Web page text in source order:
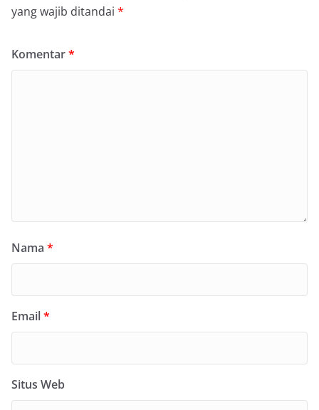
yang wajib ditandai *
Komentar*
Nama *
Email*
Situs Web